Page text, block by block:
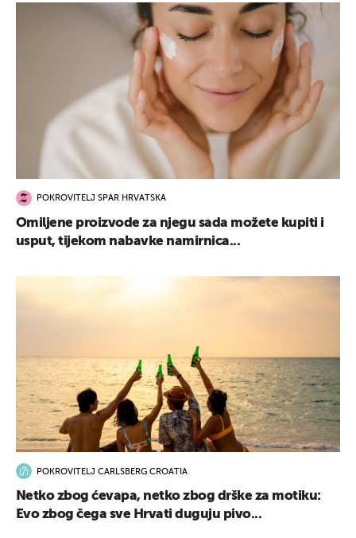
POKROVITELJ SPAR HRVATSKA
Omiljene proizvode za njegu sada možete kupiti i
usput, tijekom nabavke namirnica...
POKROVITELJ CARLSBERG CROATIA
Netko zbog ćevapa, netko zbog drške za motiku:
Evo zbog čega sve Hrvati duguju pivo...